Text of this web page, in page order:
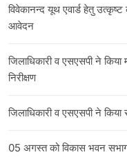
विवेकानन्द यूथ एवार्ड हेतु
आवेदन
जिलाधिकारी व एसएसपी ने किया
निरीक्षण
जिलाधिकारी व एसएसपी ने किया
05 अगस्त को विकास भवन